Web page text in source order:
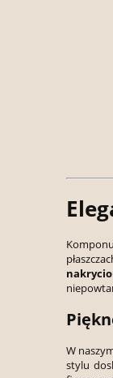
W
stylu